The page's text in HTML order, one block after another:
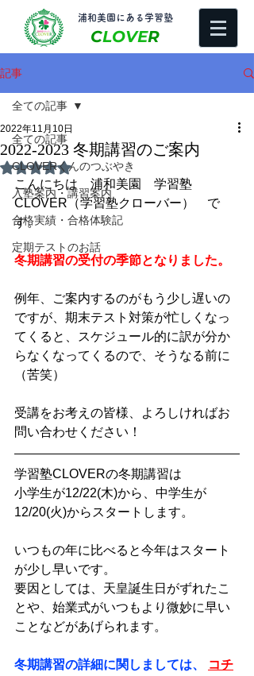
​浦和美園にある学習塾
CLOVER
記事
全ての記事
CLOVERくんのつぶやき
入塾案内・講習案内
合格実績・合格体験記
定期テストのお話
全ての記事
2022-2023 冬期講習のご案内
2022年11月10日
5つ星のうちNaNと評価されています。
こんにちは　浦和美園　学習塾
CLOVER（学習塾クローバー）　で
す。
冬期講習の受付の季節となりました。
例年、ご案内するのがもう少し遅いの
ですが、期末テスト対策が忙しくなっ
てくると、スケジュール的に訳が分か
らなくなってくるので、そうなる前に
（苦笑）
受講をお考えの皆様、よろしければお
問い合わせください！
学習塾CLOVERの冬期講習は
小学生が12/22(木)から、中学生が
12/20(火)からスタートします。
いつもの年に比べると今年はスタート
が少し早いです。
要因としては、天皇誕生日がずれたこ
とや、始業式がいつもより微妙に早い
ことなどがあげられます。
冬期講習の詳細に関しましては、
コチ